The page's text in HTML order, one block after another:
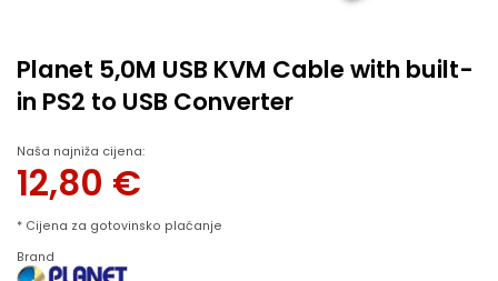
Planet 5,0M USB KVM Cable with built-
in PS2 to USB Converter
Naša najniža cijena:
12,80 €
* Cijena za gotovinsko plaćanje
Brand